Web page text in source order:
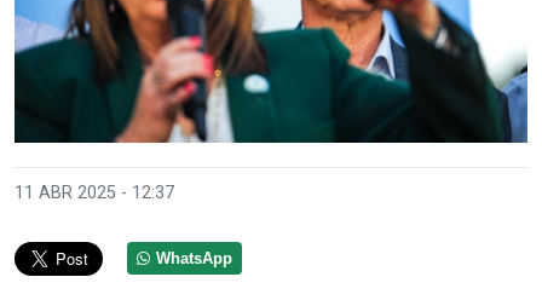
11 ABR 2025 - 12:37
WhatsApp